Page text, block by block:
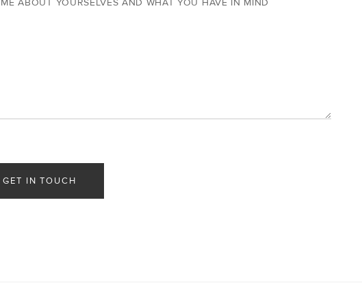
ABOUT YOURSELVES AND WHAT YOU HAVE IN MIND